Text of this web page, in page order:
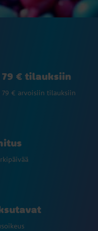
€ tilauksiin
€ arvoisiin tilauksiin